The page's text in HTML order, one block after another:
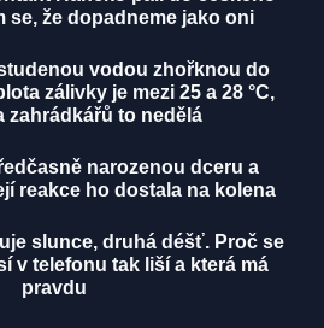
se, že dopadneme jako oni
vodou zhořknou do
zálivky je mezi 25 a 28 °C,
zahrádkářů to nedělá
narozenou dceru a
reakce ho dostala na kolena
slunce, druhá déšť. Proč se
v telefonu tak liší a která má
pravdu